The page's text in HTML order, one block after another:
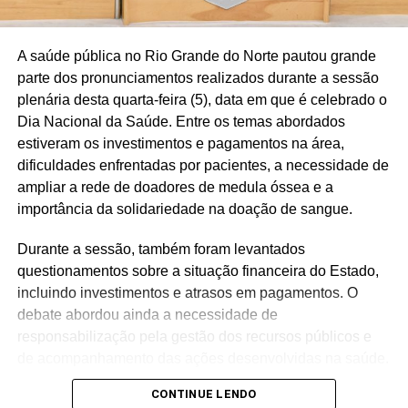
serviços de acolhimento psicológico, assistência social e
orientação jurídica. Outro destaque foi o lançamento do
Observatório da Mulher Potiguar contra a Violência,
plataforma desenvolvida pela Assembleia em parceria
com órgãos da segurança pública para reunir dados
sobre violência de gênero e subsidiar a formulação de
políticas públicas baseadas em evidências.
Apesar dos avanços, o debate reforçou que o
enfrentamento à violência contra a mulher permanece
como um dos principais desafios do poder público. Dados
do FórumBrasileirodeSegurança mostram que o Brasil
registrou recorde de feminicídios em 2024, com 1.492
mulheres assassinadas por razões de gênero, enquanto
o AnuárioBrasileiro de Segurança Pública aponta que a
violência doméstica segue em crescimento no país. No
integração da rede de proteção e consolidar políticas
A saúde pública no Rio Grande do Norte pautou grande
parte dos pronunciamentos realizados durante a sessão
plenária desta quarta-feira (5), data em que é celebrado o
Dia Nacional da Saúde. Entre os temas abordados
estiveram os investimentos e pagamentos na área,
dificuldades enfrentadas por pacientes, a necessidade de
ampliar a rede de doadores de medula óssea e a
importância da solidariedade na doação de sangue.
Durante a sessão, também foram levantados
questionamentos sobre a situação financeira do Estado,
incluindo investimentos e atrasos em pagamentos. O
debate abordou ainda a necessidade de
responsabilização pela gestão dos recursos públicos e
Outro ponto destacado foi a situação do padre Robério
CONTINUE LENDO